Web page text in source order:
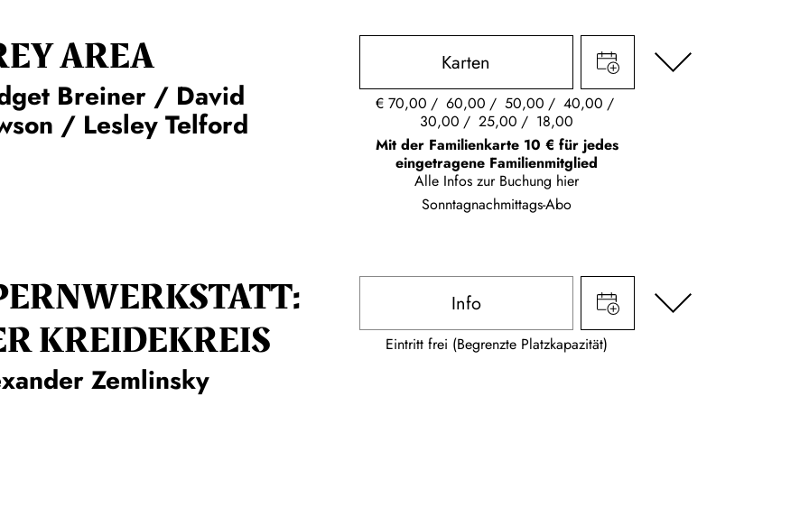
AREA
Breiner / David
/ Lesley Telford
Karten
€70,00 60,00 50,00
40,00
30,00
25,00
18,00
Mit der Familienkarte 10 € für jedes
eingetragene Familienmitglied
Alle Infos zur Buchung hier
Sonntagnachmittags-Abo
KREIDEKREIS
Zemlinsky
Info
Eintritt frei (Begrenzte Platzkapazität)